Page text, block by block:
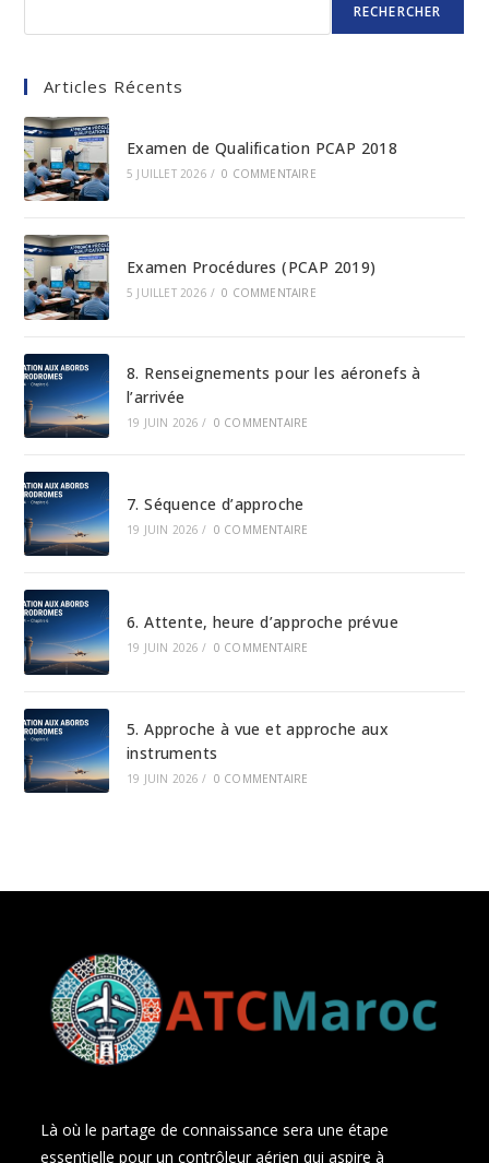
RECHERCHER
Articles Récents
Examen de Qualification PCAP 2018
5 JUILLET 2026 / 0 COMMENTAIRE
Examen Procédures (PCAP 2019)
5 JUILLET 2026 / 0 COMMENTAIRE
8. Renseignements pour les aéronefs à
l’arrivée
19 JUIN 2026 / 0 COMMENTAIRE
7. Séquence d’approche
19 JUIN 2026 / 0 COMMENTAIRE
6. Attente, heure d’approche prévue
19 JUIN 2026 / 0 COMMENTAIRE
5. Approche à vue et approche aux
instruments
19 JUIN 2026 / 0 COMMENTAIRE
Là où le partage de connaissance sera une étape
essentielle pour un contrôleur aérien qui aspire à